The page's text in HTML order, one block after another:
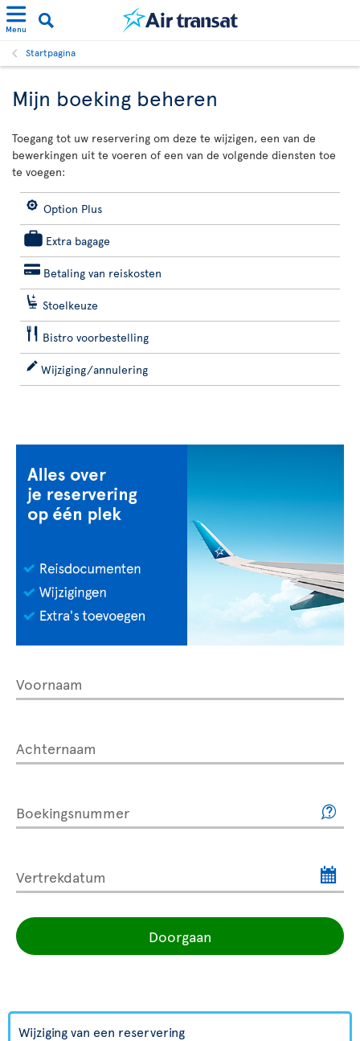
Menu
Startpagina
Mijn boeking beheren
Toegang tot uw reservering om deze te wijzigen, een van de
bewerkingen uit te voeren of een van de volgende diensten toe
te voegen:
Option Plus
Extra bagage
Betaling van reiskosten
Stoelkeuze
Bistro voorbestelling
Wijziging/annulering
Voornaam
Achternaam
Boekingsnummer
Vertrekdatum
Doorgaan
Wijziging van een reservering